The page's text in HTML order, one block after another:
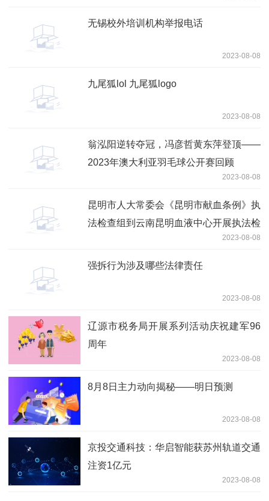
无锡校外培训机构举报电话
2023-08-08
九尾狐lol 九尾狐logo
2023-08-08
翁泓阳逆转夺冠，冯彦哲黄东萍登顶——
2023年澳大利亚羽毛球公开赛回顾
2023-08-08
昆明市人大常委会《昆明市献血条例》执
法检查组到云南昆明血液中心开展执法检
2023-08-08
强拆行为涉及哪些法律责任
2023-08-08
辽源市税务局开展系列活动庆祝建军96
周年
2023-08-08
8月8日主力动向揭秘——明日预测
2023-08-08
京投交通科技：华启智能获苏州轨道交通
注资1亿元
2023-08-08